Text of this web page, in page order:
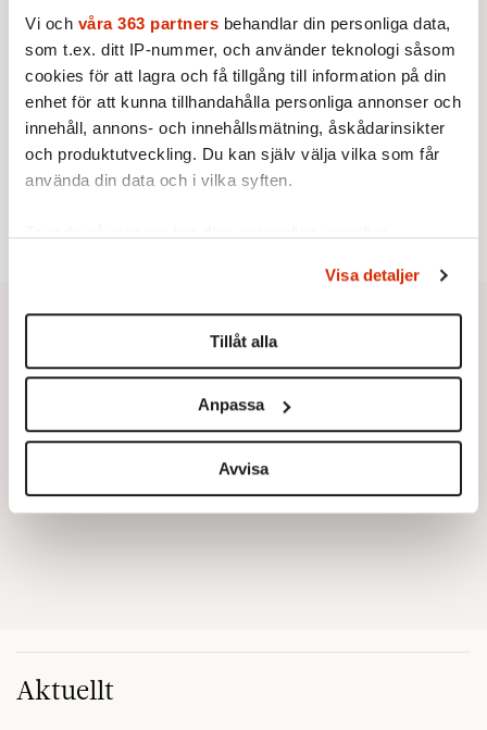
Vi och våra 363 partners behandlar din personliga data,
som t.ex. ditt IP-nummer, och använder teknologi såsom
cookies för att lagra och få tillgång till information på din
enhet för att kunna tillhandahålla personliga annonser och
innehåll, annons- och innehållsmätning, åskådarinsikter
och produktutveckling. Du kan själv välja vilka som får
använda din data och i vilka syften.
Du kan ändra eller dra tillbaka ditt samtycke när som
helst från cookie-förklaringen.
Vi använder enhetsidentifierare för att anpassa innehållet
för sociala medier och analysera vår trafik. Vi
vidarebefordrar även sådana identifierare och annan
information från din enhet till de sociala medier och
annons- och analysföretag som vi samarbetar med.
Dessa kan i sin tur kombinera informationen med annan
Visa detaljer
Tillåt alla
Anpassa
Avvisa
Testa vår valkompass 2026!
Testa här!
Aktuellt